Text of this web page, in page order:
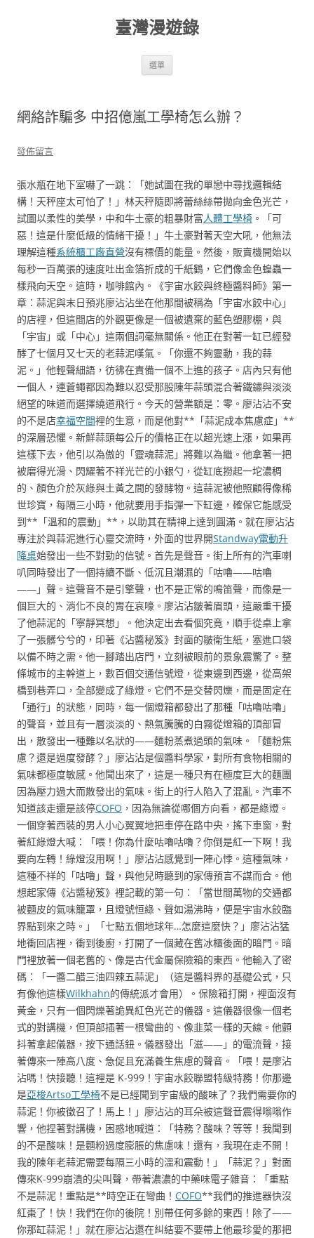
臺灣漫遊錄
選單
網絡詐騙多 中招億嵐工學椅怎么辦？
發佈留言
張水瓶在地下室嚇了一跳：「她試圖在我的單戀中尋找邏輯結
構！天秤座太可怕了！」林天秤隨即將蕾絲絲帶拋向金色光芒，
試圖以柔性的美學，中和牛土豪的粗暴財富人體工學椅 。「可
惡！這是什麼低級的情緒干擾！」牛土豪對著天空大吼，他無法
理解這種系統櫃工廠直營沒有標價的能量。然後，販賣機開始以
每秒一百萬張的速度吐出金箔折成的千紙鶴，它們像金色蝗蟲一
樣飛向天空。這時，咖啡館內。《宇宙水餃與終極醬料師》第一
章：蒜泥與末日預兆廖沾沾坐在他那間被稱為「宇宙水餃中心」
的店裡，但這間店的外觀更像是一個被遺棄的藍色塑膠棚，與
「宇宙」或「中心」這兩個詞毫無關係。他正在對著一缸已經發
酵了七個月又七天的老蒜泥嘆氣。「你還不夠靈動，我的蒜
泥。」他輕聲細語，彷彿在責備一個不上進的孩子。店內只有他
一個人，連蒼蠅都因為難以忍受那股陳年蒜頭混合著鐵鏽與淡淡
絕望的味道而選擇繞道飛行。今天的營業額是：零。廖沾沾不安
的不是店幸福空間裡的生意，而是他對**「蒜泥成本焦慮症」**
的深層恐懼。新鮮蒜頭每公斤的價格正在以超光速上漲，如果再
這樣下去，他引以為傲的「靈魂蒜泥」將難以為繼。他拿著一把
被磨得光滑、閃耀著不祥光芒的小銀勺，從缸底撈起一坨濃稠
的、顏色介於灰綠與土黃之間的發酵物。這蒜泥被他照顧得像稀
世珍寶，每隔三小時，他就要用手指彈一下缸邊，確保它能感受
到**「溫和的震動」**，以助其在精神上達到圓滿。就在廖沾沾
專注於與蒜泥進行心靈交流時，外面的世界開Standway電動升
降桌始發出一些不對勁的信號。首先是聲音。街上所有的汽車喇
叭同時發出了一個持續不斷、低沉且潮濕的「咕嚕——咕嚕
——」聲。這聲音不是引擎聲，也不是正常的鳴笛聲，而像是一
個巨大的、消化不良的胃在哀嚎。廖沾沾皺著眉頭，這嚴重干擾
了他蒜泥的「寧靜冥想」。他決定出去看個究竟，順手從桌上拿
了一張髒兮兮的，印著《沾醬秘笈》封面的皺衛生紙，塞進口袋
以備不時之需。他一腳踏出店門，立刻被眼前的景象震驚了。整
條城市的主幹道上，數百個交通信號燈，從東邊到西邊，從高架
橋到巷弄口，全部變成了綠燈。它們不是交替閃爍，而是固定在
「通行」的狀態，同時，每一個燈箱都發出了那種「咕嚕咕嚕」
的聲音，並且有一層淡淡的、熱氣騰騰的白霧從燈箱的頂部冒
出，散發出一種難以名狀的——麵粉蒸煮過頭的氣味。「麵粉焦
慮？還是過度發酵？」廖沾沾是個醬料學家，對所有食物相關的
氣味都極度敏感。他聞出來了，這是一種只有在極度巨大的麵團
因為壓力過大而散發出的氣味。街上的行人陷入了混亂。汽車不
知道該走還是該停COFO ，因為無論從哪個方向看，都是綠燈。
一個穿著西裝的男人小心翼翼地把車停在路中央，搖下車窗，對
著紅綠燈大喊：「喂！你為什麼咕嚕咕嚕？你倒是紅一下啊！我
要向左轉！綠燈沒用啊！」廖沾沾感覺到一陣心悸。這種氣味，
這種不祥的「咕嚕」聲，與他兒時聽到的家傳預言不謀而合。他
想起家傳《沾醬秘笈》裡記載的第一句：「當世間萬物的交通都
被麵皮的氣味籠罩，且燈號恒綠、聲如湯沸時，便是宇宙水餃臨
界點到來之時。」「七點五個地球年…怎麼這麼快？」廖沾沾猛
地衝回店裡，衝到後廚，打開了一個藏在舊冰櫃後面的暗門。暗
門裡放著一個老舊的、像是古代金屬保險箱的東西。他輸入了密
碼：「一醬二醋三油四辣五蒜泥」（這是醬料界的基礎公式，只
有像他這樣Wilkhahn的傳統派才會用）。保險箱打開，裡面沒有
黃金，只有一個閃爍著詭異紅色光芒的儀器。這儀器很像一個老
式的對講機，但頂部插著一根彎曲的、像韭菜一樣的天線。他顫
抖著拿起儀器，按下通話鈕。儀器發出「滋——」的電流聲，接
著傳來一陣高八度、急促且充滿養生焦慮的聲音。「喂！是廖沾
沾嗎！快接聽！這裡是 K-999！宇宙水餃聯盟特級特務！你那邊
是亞梭Artso工學椅不是已經聞到宇宙級的酸味了？我們需要你的
蒜泥！你被徵召了！馬上！」廖沾沾的耳朵被這聲音震得嗡嗡作
響，他捏著對講機，困惑地喊道：「特務？酸味？等等！我聞到
的不是酸味！是麵粉過度膨脹的焦慮味！還有，我現在走不開！
我的陳年老蒜泥需要每隔三小時的溫和震動！」「蒜泥？」對面
傳來K-999崩潰的尖叫聲，帶著濃濃的中藥味電子雜音：「重點
不是蒜泥！重點是**時空正在彎曲！ COFO**我們的推進器快沒
紅棗了！快！我們在你的後院！別帶任何多餘的東西！除了——
你那缸蒜泥！」就在廖沾沾還在糾結要不要帶上他最珍愛的那把